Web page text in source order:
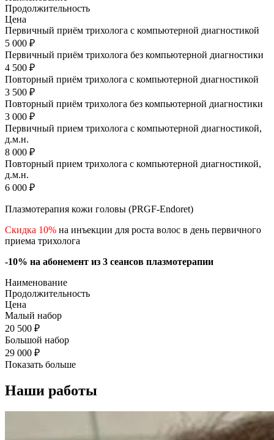
Продолжительность
Цена
Первичный приём трихолога с компьютерной диагностикой
5 000 ₽
Первичный приём трихолога без компьютерной диагностики
4 500 ₽
Повторный приём трихолога с компьютерной диагностикой
3 500 ₽
Повторный приём трихолога без компьютерной диагностики
3 000 ₽
Первичный прием трихолога с компьютерной диагностикой,
д.м.н.
8 000 ₽
Повторный прием трихолога с компьютерной диагностикой,
д.м.н.
6 000 ₽
Плазмотерапия кожи головы (PRGF-Endoret)
Скидка 10% на инъекции для роста волос в день первичного
приема трихолога
-10% на абонемент из 3 сеансов плазмотерапии
Наименование
Продолжительность
Цена
Малый набор
20 500 ₽
Большой набор
29 000 ₽
Показать больше
Наши работы